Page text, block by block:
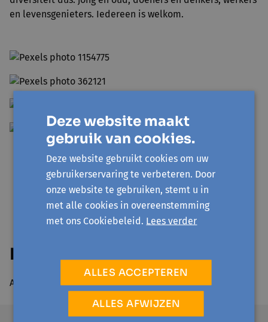
en levensgenieters. Iedereen is welkom.
In samenwerking met
Avansa Oostende-Westhoek
Deze website maakt
gebruik van cookies.
Deze website gebruikt cookies om uw
gebruikerservaring te verbeteren. Door
onze website te gebruiken, stemt u in
met alle cookies in overeenstemming
met ons Cookiebeleid. Lees verder
ALLES ACCEPTEREN
ALLES AFWIJZEN